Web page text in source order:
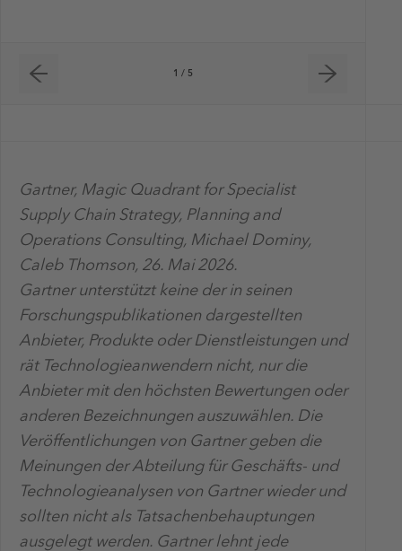
1 / 5
Gartner, Magic Quadrant for Specialist
Supply Chain Strategy, Planning and
Operations Consulting, Michael Dominy,
Caleb Thomson, 26. Mai 2026.
Gartner unterstützt keine der in seinen
Forschungspublikationen dargestellten
Anbieter, Produkte oder Dienstleistungen und
rät Technologieanwendern nicht, nur die
Anbieter mit den höchsten Bewertungen oder
anderen Bezeichnungen auszuwählen. Die
Veröffentlichungen von Gartner geben die
Meinungen der Abteilung für Geschäfts- und
Technologieanalysen von Gartner wieder und
sollten nicht als Tatsachenbehauptungen
ausgelegt werden. Gartner lehnt jede